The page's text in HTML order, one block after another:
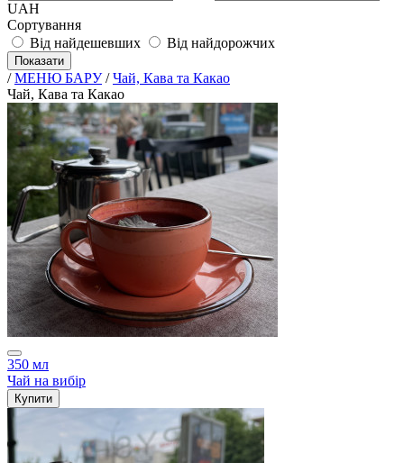
UAH
Сортування
Від найдешевших
Від найдорожчих
Показати
/ МЕНЮ БАРУ / Чай, Кава та Какао
Чай, Кава та Какао
350 мл
Чай на вибір
Купити